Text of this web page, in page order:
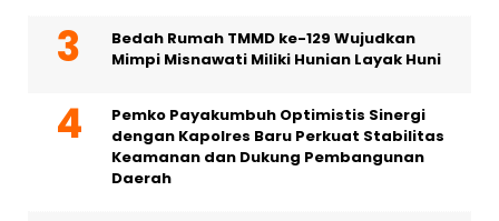
Bedah Rumah TMMD ke-129 Wujudkan
Mimpi Misnawati Miliki Hunian Layak Huni
Pemko Payakumbuh Optimistis Sinergi
dengan Kapolres Baru Perkuat Stabilitas
Keamanan dan Dukung Pembangunan
Daerah